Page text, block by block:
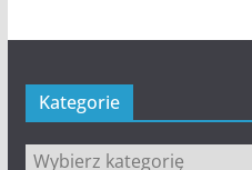
Kategorie
Kategorie